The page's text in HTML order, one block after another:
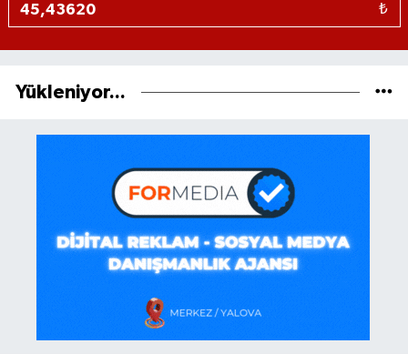
₺
Yükleniyor...